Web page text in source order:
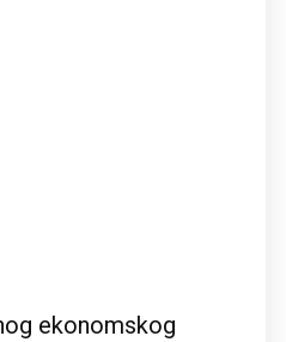
ekonomskog